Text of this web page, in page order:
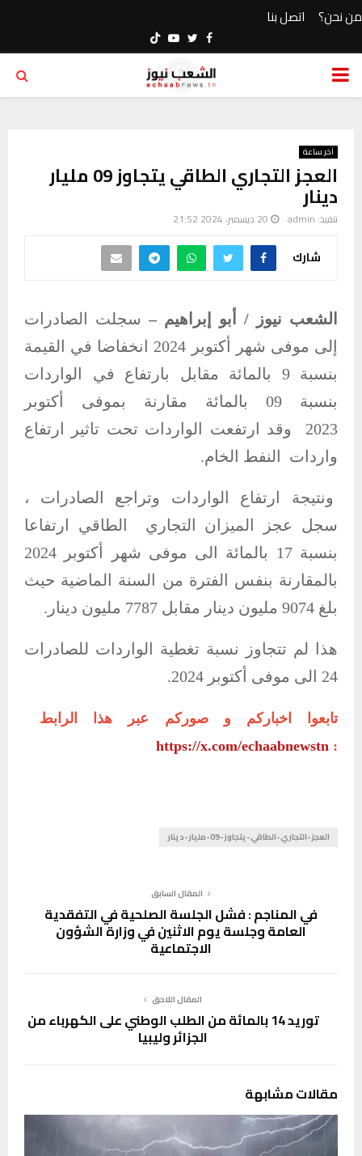
من نحن؟ اتصل بنا
Facebook
Twitter
Youtube
PRIMARY
آخر ساعة
العجز التجاري الطاقي يتجاوز 09 مليار
دينار
تنفيذ: admin 20 ديسمبر، 2024 21:52
شارك
الشعب نيوز / أبو إبراهيم – سجلت الصادرات
إلى موفى شهر أكتوبر 2024 انخفاضا في القيمة
بنسبة 9 بالمائة ‏مقابل بارتفاع في الواردات
بنسبة 09 بالمائة مقارنة بموفى أكتوبر
2023
وقد ارتفعت ‏الواردات تحت تاثير ارتفاع
واردات النفط الخام.
ونتيجة ارتفاع الواردات وتراجع ‏الصادرات ،
سجل عجز الميزان التجاري ‏‎ ‎الطاقي ارتفاعا
بنسبة 17 بالمائة الى موفى ‏شهر أكتوبر 2024
بالمقارنة بنفس‎ ‎الفترة من السنة الماضية حيث
بلغ 9074 مليون ‏دينار مقابل 7787 مليون دينار.
هذا لم تتجاوز نسبة تغطية الواردات للصادرات
24 ‏الى موفى أكتوبر 2024‏‎.
تابعوا اخباركم و صوركم عبر هذا الرابط
:
https://x.com/echaabnewstn
العجز-التجاري-الطاقي-يتجاوز-09-مليار-دينار
المقال السابق
في المناجم : فشل الجلسة الصلحية في التفقدية
العامة وجلسة يوم الاثنين في وزارة الشؤون
الاجتماعية
المقال اللاحق
توريد 14 بالمائة من الطلب الوطني على الكهرباء من
الجزائر وليبيا
مقالات مشابهة